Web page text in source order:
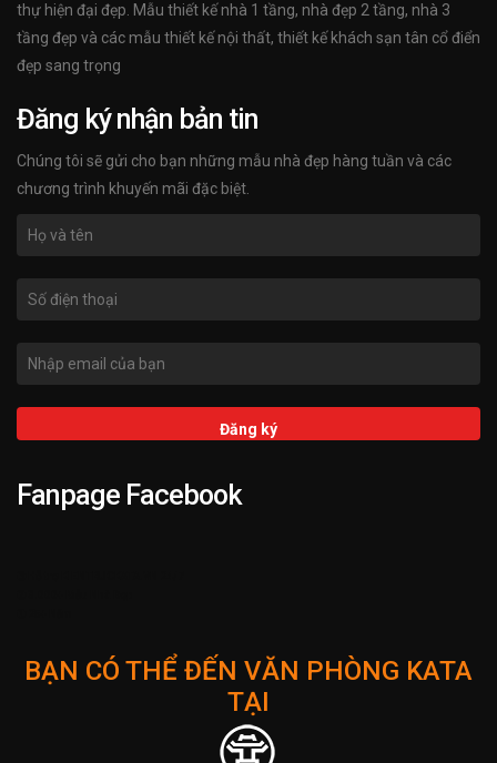
thự hiện đại đẹp. Mẫu thiết kế nhà 1 tầng, nhà đẹp 2 tầng, nhà 3
tầng đẹp và các mẫu thiết kế nội thất, thiết kế khách sạn tân cổ điển
đẹp sang trọng
Đăng ký nhận bản tin
Chúng tôi sẽ gửi cho bạn những mẫu nhà đẹp hàng tuần và các
chương trình khuyến mãi đặc biệt.
Fanpage Facebook
BẠN CÓ THỂ ĐẾN VĂN PHÒNG KATA
TẠI